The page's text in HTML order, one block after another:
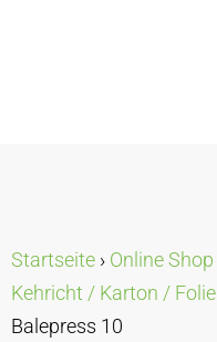
Startseite › Online Shop
Kehricht / Karton / Folie
Balepress 10